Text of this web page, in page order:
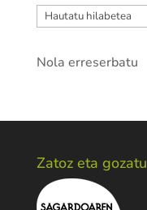
Artxiboak
Nola erreserbatu
Zatoz eta gozatu